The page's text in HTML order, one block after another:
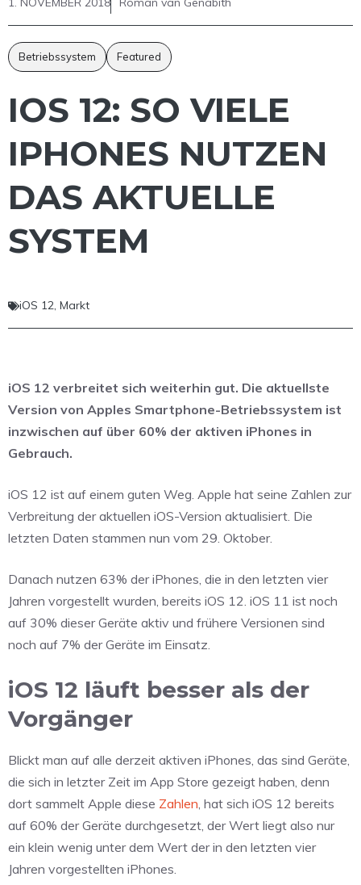
Betriebssystem Featured
IOS 12: SO VIELE
IPHONES NUTZEN
DAS AKTUELLE
SYSTEM
iOS 12, Markt
iOS 12 verbreitet sich weiterhin gut. Die aktuellste
Version von Apples Smartphone-Betriebssystem ist
inzwischen auf über 60% der aktiven iPhones in
Gebrauch.
iOS 12 ist auf einem guten Weg. Apple hat seine Zahlen zur
Verbreitung der aktuellen iOS-Version aktualisiert. Die
letzten Daten stammen nun vom 29. Oktober.
Danach nutzen 63% der iPhones, die in den letzten vier
Jahren vorgestellt wurden, bereits iOS 12. iOS 11 ist noch
auf 30% dieser Geräte aktiv und frühere Versionen sind
noch auf 7% der Geräte im Einsatz.
iOS 12 läuft besser als der
Vorgänger
Blickt man auf alle derzeit aktiven iPhones, das sind Geräte,
die sich in letzter Zeit im App Store gezeigt haben, denn
dort sammelt Apple diese Zahlen, hat sich iOS 12 bereits
auf 60% der Geräte durchgesetzt, der Wert liegt also nur
ein klein wenig unter dem Wert der in den letzten vier
Jahren vorgestellten iPhones.